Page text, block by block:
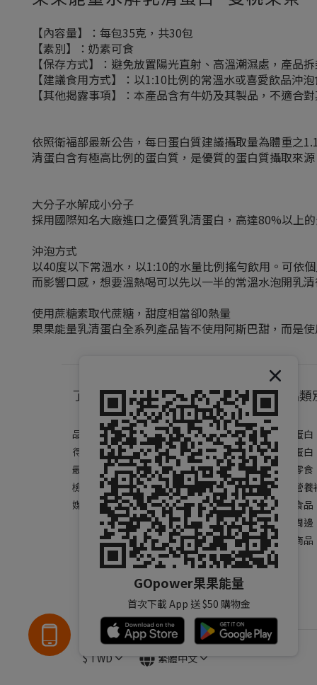
【內容量】：每包35克，共30包
【素別】：奶素可食
【保存方式】：避免放置陽光直射、高溫潮濕處，產品
【建議食用方式】：以1:10比例的常溫水或喜愛飲品沖
【其他揭露事項】：本產品含有牛奶及其製品，不適合
依照衛福部最新公告，每日蛋白質建議攝取量為體重之
清蛋白含有極高比例的蛋白質，是優質的蛋白質攝取來
大分子水解成小分子
採用國際知名大廠進口之優質乳清蛋白，高達80%以上
沖泡方式
以40度以下常溫水，以1:10的水量比例搖勻飲用。可依
而影響口感，想要溫熱喝可以先以一半的常溫水泡開乳
使用蔗糖素取代蔗糖，甜度相當卻0熱量
果果能量乳清蛋白全系列產品皆不使用阿斯巴甜，而是
了解果果
品牌故事
得獎肯定
最新消息
檢驗報告
媒體報導
產品類
乳清蛋白
素食蛋白
健康零食
運動營養
保健食品
運動周邊
全部商品
$ TWD 繁體中文
GOpower果果能量
首次下載 App 送 $50 購物金